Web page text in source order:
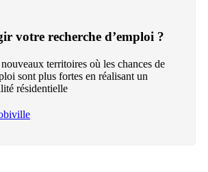
votre recherche d’emploi ?
territoires où les chances de
sont plus fortes en réalisant un
résidentielle